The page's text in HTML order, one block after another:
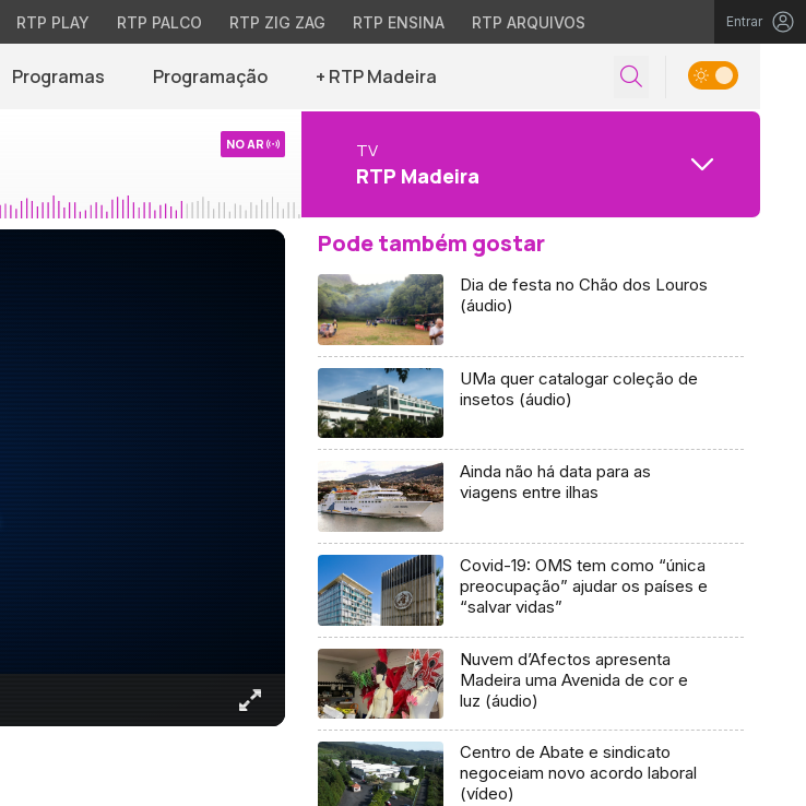
RTP PLAY RTP PALCO RTP ZIG ZAG RTP ENSINA RTP ARQUIVOS Entrar
Programas Programação + RTP Madeira
NO AR TV
RTP Madeira
Pode também gostar
Dia de festa no Chão dos Louros
(áudio)
UMa quer catalogar coleção de
insetos (áudio)
Ainda não há data para as
viagens entre ilhas
Covid-19: OMS tem como “única
preocupação” ajudar os países e
“salvar vidas”
Nuvem d’Afectos apresenta
Madeira uma Avenida de cor e
luz (áudio)
Centro de Abate e sindicato
negoceiam novo acordo laboral
(vídeo)